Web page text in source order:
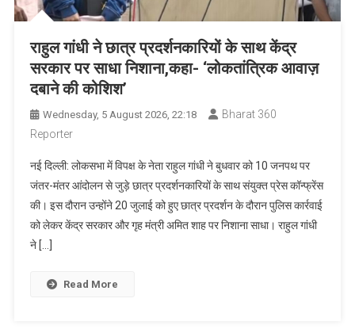
राहुल गांधी ने छात्र प्रदर्शनकारियों के साथ केंद्र
सरकार पर साधा निशाना,कहा- ‘लोकतांत्रिक आवाज़
दबाने की कोशिश’
Wednesday, 5 August 2026, 22:18
Bharat 360
Reporter
नई दिल्ली: लोकसभा में विपक्ष के नेता राहुल गांधी ने बुधवार को 10 जनपथ पर
जंतर-मंतर आंदोलन से जुड़े छात्र प्रदर्शनकारियों के साथ संयुक्त प्रेस कॉन्फ्रेंस
की। इस दौरान उन्होंने 20 जुलाई को हुए छात्र प्रदर्शन के दौरान पुलिस कार्रवाई
को लेकर केंद्र सरकार और गृह मंत्री अमित शाह पर निशाना साधा। राहुल गांधी
ने […]
Read More